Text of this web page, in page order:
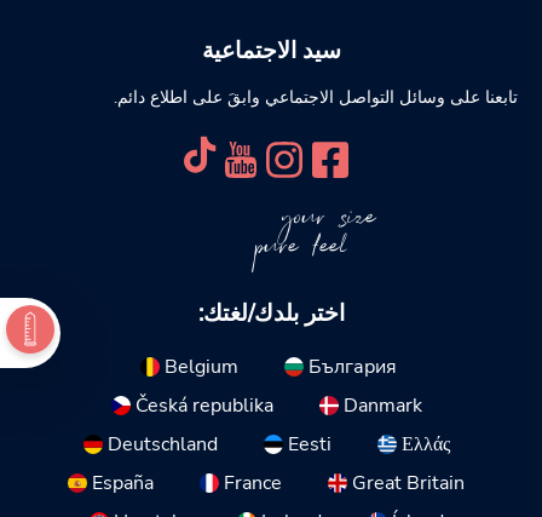
سيد الاجتماعية
تابعنا على وسائل التواصل الاجتماعي وابقَ على اطلاع دائم.
your size
pure feel
اختر بلدك/لغتك:
Belgium
България
Česká republika
Danmark
Deutschland
Eesti
Ελλάς
España
France
Great Britain